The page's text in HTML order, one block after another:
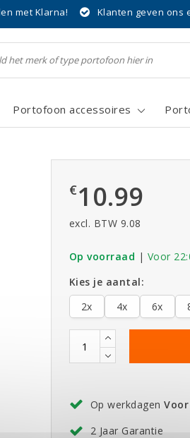
met Klarna! Klanten geven ons
Portofoon accessoires
€10.99
excl. BTW 9.08
Op voorraad | Voor
Kies je aantal:
2x
4x 6x
Op werkdagen
2 Jaar Garantie